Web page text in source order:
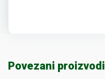
Povezani proizvodi